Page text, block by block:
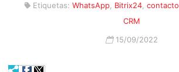
Etiquetas: WhatsApp, Bitrix24, contacto
CRM
15/09/2022